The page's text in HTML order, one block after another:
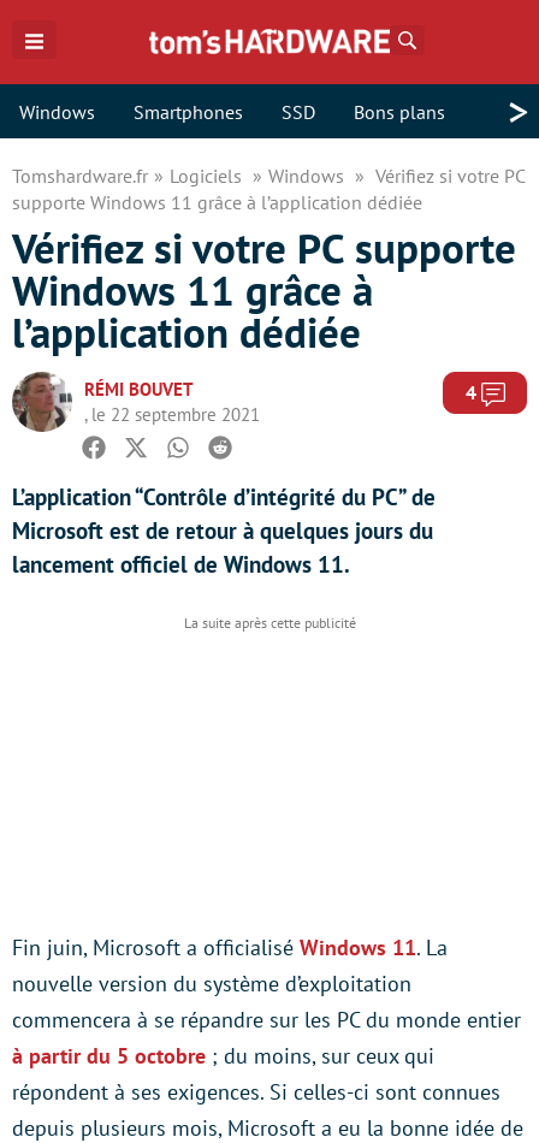
Windows Smartphones SSD Bons plans >
Tomshardware.fr Logiciels Windows
Vérifiez si votre PC
supporte Windows 11 grâce à l’application dédiée
Vérifiez si votre PC supporte
Windows 11 grâce à
l’application dédiée
RÉMI BOUVET
, le 22 septembre 2021
4
Facebook
TwitterWhatsapp
Reddit
L’application “Contrôle d’intégrité du PC” de
Microsoft est de retour à quelques jours du
lancement officiel de Windows 11.
Fin juin, Microsoft a officialisé Windows 11. La
nouvelle version du système d’exploitation
commencera à se répandre sur les PC du monde entier
à partir du 5 octobre ; du moins, sur ceux qui
répondent à ses exigences. Si celles-ci sont connues
depuis plusieurs mois, Microsoft a eu la bonne idée de